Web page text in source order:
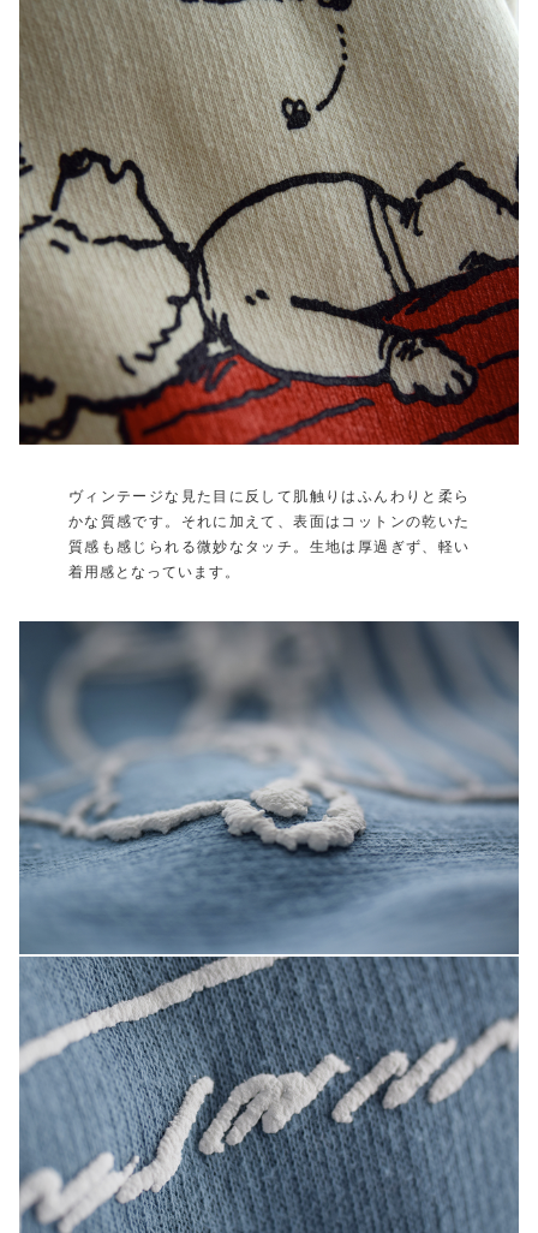
ヴィンテージな見た目に反して肌触りはふんわりと柔ら
かな質感です。それに加えて、表面はコットンの乾いた
質感も感じられる微妙なタッチ。生地は厚過ぎず、軽い
着用感となっています。